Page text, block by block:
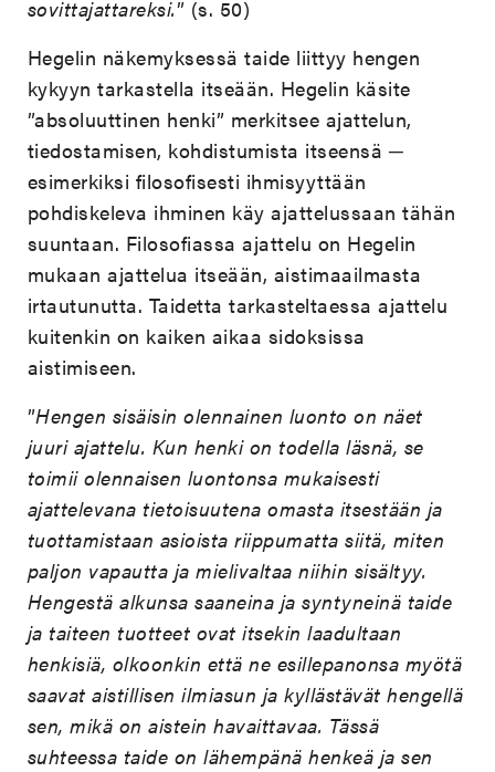
sovittajattareksi.” (s. 50)
Hegelin näkemyksessä taide liittyy hengen
kykyyn tarkastella itseään. Hegelin käsite
”absoluuttinen henki” merkitsee ajattelun,
tiedostamisen, kohdistumista itseensä ─
esimerkiksi filosofisesti ihmisyyttään
pohdiskeleva ihminen käy ajattelussaan tähän
suuntaan. Filosofiassa ajattelu on Hegelin
mukaan ajattelua itseään, aistimaailmasta
irtautunutta. Taidetta tarkasteltaessa ajattelu
kuitenkin on kaiken aikaa sidoksissa
aistimiseen.
”Hengen sisäisin olennainen luonto on näet
juuri ajattelu. Kun henki on todella läsnä, se
toimii olennaisen luontonsa mukaisesti
ajattelevana tietoisuutena omasta itsestään ja
tuottamistaan asioista riippumatta siitä, miten
paljon vapautta ja mielivaltaa niihin sisältyy.
Hengestä alkunsa saaneina ja syntyneinä taide
ja taiteen tuotteet ovat itsekin laadultaan
henkisiä, olkoonkin että ne esillepanonsa myötä
saavat aistillisen ilmiasun ja kyllästävät hengellä
sen, mikä on aistein havaittavaa. Tässä
suhteessa taide on lähempänä henkeä ja sen